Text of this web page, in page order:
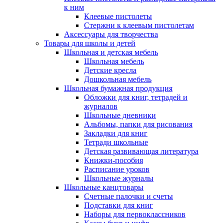
к ним
Клеевые пистолеты
Стержни к клеевым пистолетам
Аксессуары для творчества
Товары для школы и детей
Школьная и детская мебель
Школьная мебель
Детские кресла
Дошкольная мебель
Школьная бумажная продукция
Обложки для книг, тетрадей и
журналов
Школьные дневники
Альбомы, папки для рисования
Закладки для книг
Тетради школьные
Детская развивающая литература
Книжки-пособия
Расписание уроков
Школьные журналы
Школьные канцтовары
Счетные палочки и счеты
Подставки для книг
Наборы для первоклассников